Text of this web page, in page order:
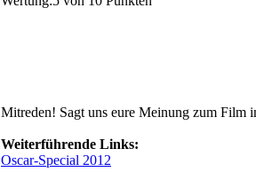
Mitreden! Sagt uns eure Meinung zum Film
Weiterführende Links:
Oscar-Special 2012